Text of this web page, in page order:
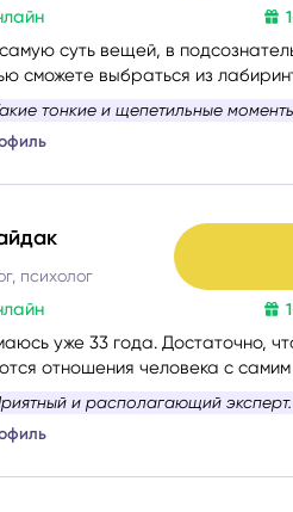
суть вещей, в
сможете выбраться из
задать, – помогу вам с
интересно и правдиво
психолог
уже 33 года. Достаточно,
отношения человека с
веду с учётом состояния
психолог и мастер-
гармонизации
очень располагает к себе